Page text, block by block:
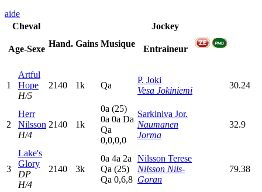
aide
Cheval
Age-Sexe
Hand. Gains Musique
Jockey
Entraineur
1
Artful
Hope
H/5
2140 1k Qa
P. Joki
Vesa Jokiniemi
30.24
2
Herr
Nilsson
H/4
2140 1k
0a (25)
0a 0a Da
Qa
0,0,0,0
Sarkiniva Jor.
Naumanen
Jorma
32.9
3
Lake's
Glory
DP
H/4
2140 3k
0a 4a 2a
Qa (25)
Qa 0,6,8
Nilsson Terese
Nilsson Nils-
Goran
79.38